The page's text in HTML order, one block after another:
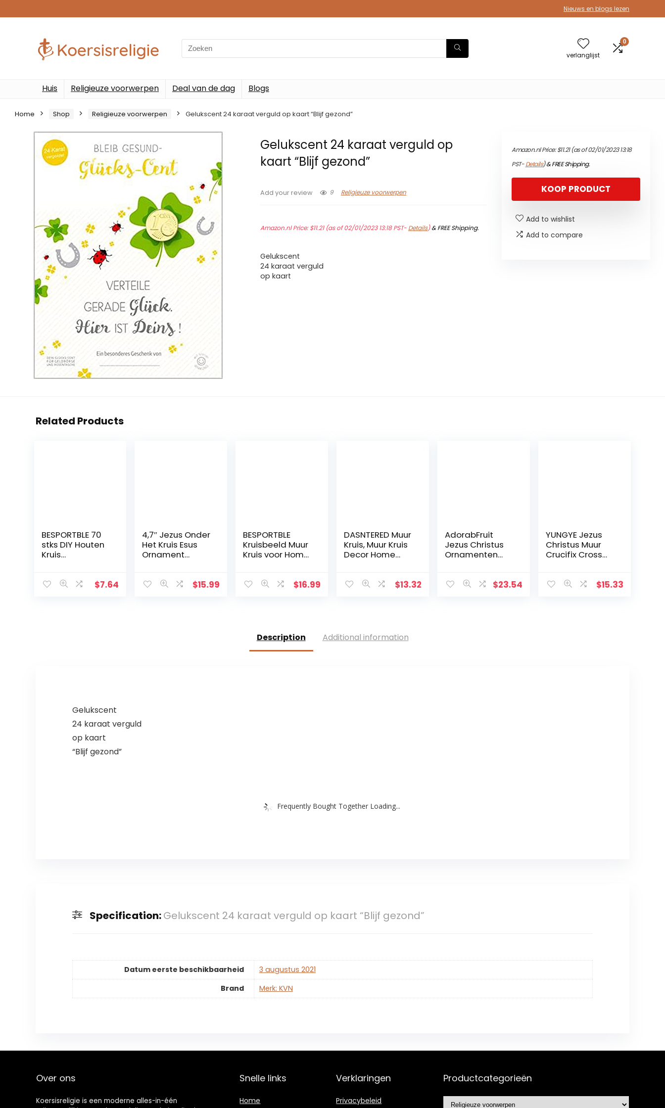
Nieuws en blogs lezen
Search
for:
verlanglijst
0
Huis Religieuze voorwerpen Deal van de dag Blogs
Home Shop Religieuze voorwerpen Gelukscent 24 karaat verguld op kaart “Blijf gezond”
Gelukscent 24 karaat verguld op
kaart “Blijf gezond”
Add your review 9 Religieuze voorwerpen
Amazon.nl Price:$11.21(as of 02/01/2023 13:18 PST- Details)&FREE Shipping.
Gelukscent
24 karaat verguld
op kaart
Amazon.nl Price:$11.21(as of 02/01/2023 13:18
PST-Details)&FREE Shipping.
KOOP PRODUCT
Add to wishlist
Add to compare
Related Products
BESPORTBLE 70
stks DIY Houten
Kruis
Sieraden Ketting
$7.64
4,7″ Jezus Onder
Het Kruis Esus
Ornament
Figuur Kerstmis
$15.99
BESPORTBLE
Kruisbeeld Muur
Kruis voor Home
Kruisbeeld
$16.99
DASNTERED Muur
Kruis, Muur Kruis
Decor Home
Ornament Muur
$13.32
AdorabFruit
Jezus Christus
Ornamenten
Huis
$23.54
YUNGYE Jezus
Christus Muur
Crucifix Cross
Decor Jezus $15.33
Description Additional information
Gelukscent
24 karaat verguld
op kaart
“Blijf gezond”
Frequently Bought Together Loading...
Specification:Gelukscent 24 karaat verguld op kaart “Blijf gezond”
Datum eerste beschikbaarheid
3 augustus 2021
Brand
Merk: KVN
Over ons
Koersisreligie is een moderne alles-in-één
Snelle links
Home
Verklaringen
Privacybeleid
Productcategorieën